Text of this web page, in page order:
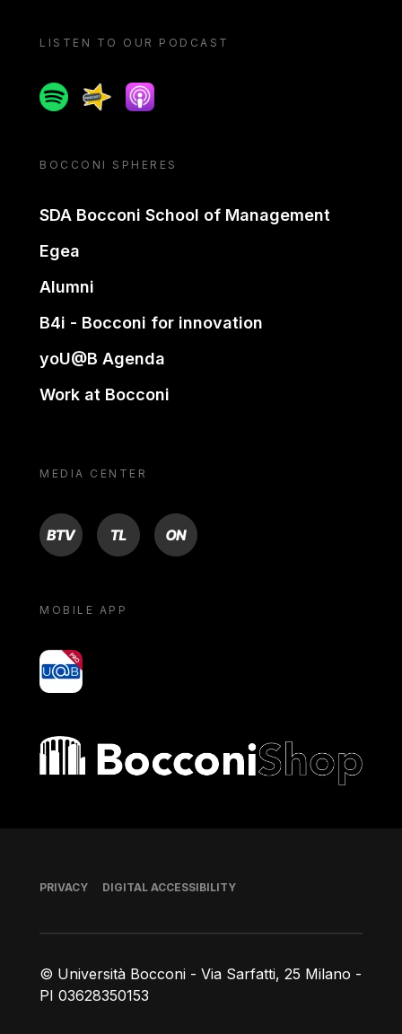
LISTEN TO OUR PODCAST
SpotifySpreakerApple podcast
BOCCONI SPHERES
SDA Bocconi School of Management
Egea
Alumni
B4i - Bocconi for innovation
yoU@B Agenda
Work at Bocconi
MEDIA CENTER
BTV TL ON
MOBILE APP
yoU@B
Bocconi shop
© Università Bocconi - Via Sarfatti, 25 Milano -
PI 03628350153
Footer
PRIVACY DIGITAL ACCESSIBILITY